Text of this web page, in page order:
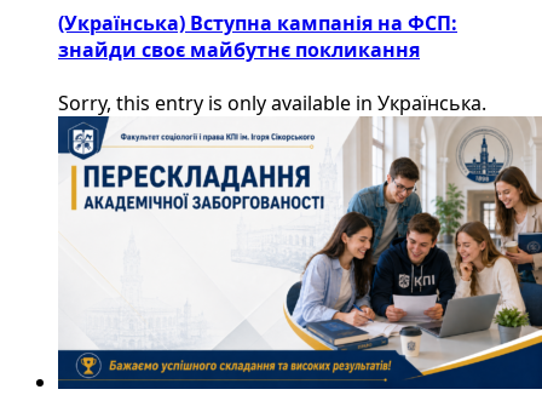
(Українська) Вступна кампанія на ФСП:
знайди своє майбутнє покликання
Sorry, this entry is only available in Українська.